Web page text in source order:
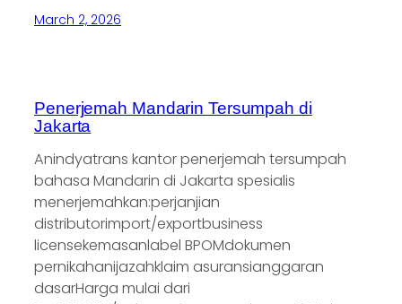
March 2, 2026
Penerjemah Mandarin Tersumpah di
Jakarta
Anindyatrans kantor penerjemah tersumpah
bahasa Mandarin di Jakarta spesialis
menerjemahkan:perjanjian
distributorimport/exportbusiness
licensekemasanlabel BPOMdokumen
pernikahanijazahklaim asuransianggaran
dasarHarga mulai dari